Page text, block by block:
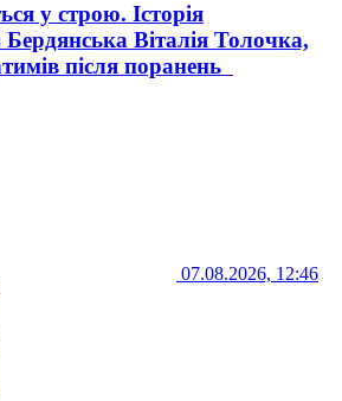
у строю. Історія
Віталія Толочка,
після поранень
07.08.2026, 12:46